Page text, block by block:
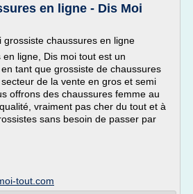
en ligne - Dis Moi
grossiste chaussures en ligne
ligne, Dis moi tout est un
tant que grossiste de chaussures
de la vente en gros et semi
offrons des chaussures femme au
vraiment pas cher du tout et à
sans besoin de passer par
tout.com